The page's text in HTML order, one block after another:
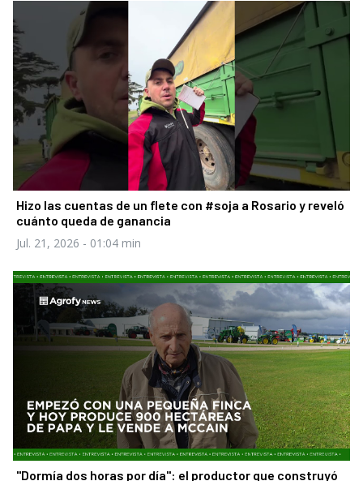
Hizo las cuentas de un flete con #soja a Rosario y reveló
cuánto queda de ganancia
Jul. 21, 2026 - 01:04 min
"Dormía dos horas por día": el productor que construyó